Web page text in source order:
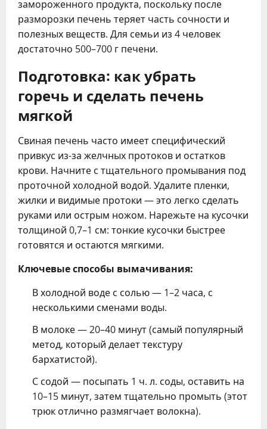
замороженного продукта, поскольку после
разморозки печень теряет часть сочности и
полезных веществ. Для семьи из 4 человек
достаточно 500–700 г печени.
Подготовка: как убрать
горечь и сделать печень
мягкой
Свиная печень часто имеет специфический
привкус из-за желчных протоков и остатков
крови. Начните с тщательного промывания под
проточной холодной водой. Удалите пленки,
жилки и видимые протоки — это легко сделать
руками или острым ножом. Нарежьте на кусочки
толщиной 0,7–1 см: тонкие кусочки быстрее
готовятся и остаются мягкими.
Ключевые способы вымачивания:
В холодной воде с солью — 1–2 часа, с
несколькими сменами воды.
В молоке — 20–40 минут (самый популярный
метод, который делает текстуру
бархатистой).
С содой — посыпать 1 ч. л. соды, оставить на
10–15 минут, затем тщательно промыть (этот
трюк отлично размягчает волокна).